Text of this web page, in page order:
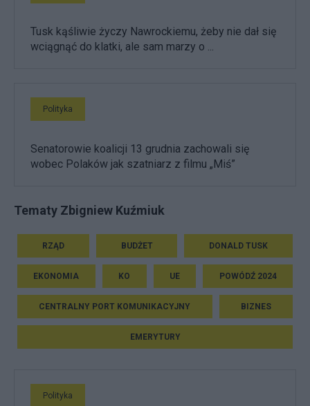
Tusk kąśliwie życzy Nawrockiemu, żeby nie dał się
wciągnąć do klatki, ale sam marzy o ...
Polityka
Senatorowie koalicji 13 grudnia zachowali się
wobec Polaków jak szatniarz z filmu „Miś”
Tematy Zbigniew Kuźmiuk
RZĄD BUDŻET DONALD TUSK
EKONOMIA KO UE POWÓDŹ 2024
CENTRALNY PORT KOMUNIKACYJNY BIZNES
EMERYTURY
Polityka